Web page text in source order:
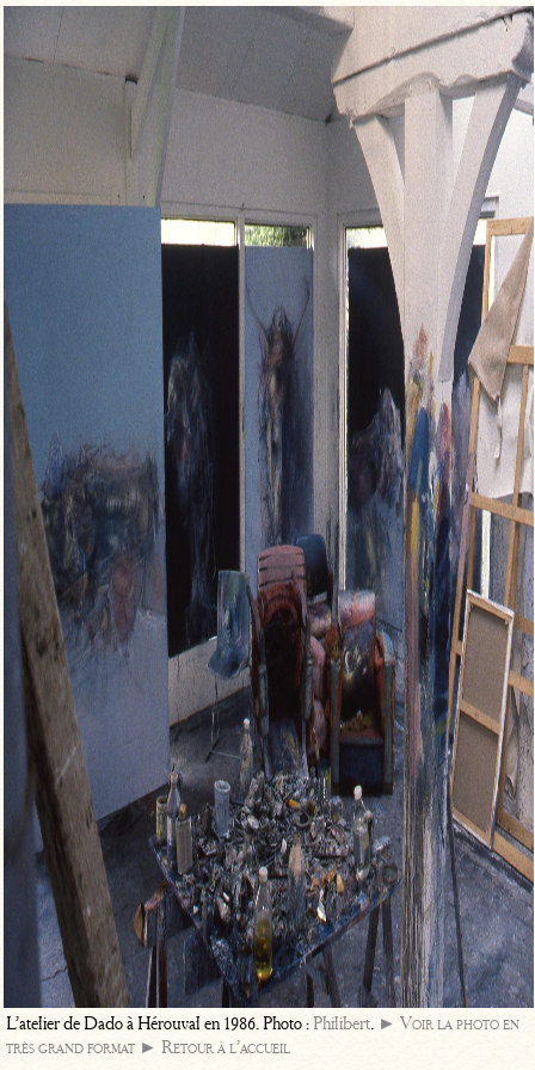
L’atelier de Dado à Hérouval en 1986. Photo : Philibert. ► Voir la photo en
très grand format ► Retour à l’accueil